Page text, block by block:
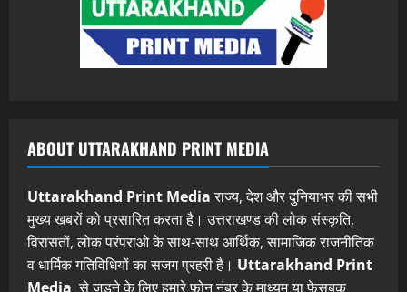
ABOUT UTTARAKHAND PRINT MEDIA
Uttarakhand Print Mediaराज्य, देश और दुनियाभर की सभी
मुख्य खबरों को प्रसारित करता है। उत्तराखण्ड की लोक संस्कृति,
विरासतों, लोक परंपराओ के साथ-साथ आर्थिक, सामाजिक राजनीतिक
व धार्मिक गतिविधियों का सजग प्रहरी है। Uttarakhand Print
Media से जुड़ने के लिए हमारे फोन नंबर के माध्यम या फेसबुक